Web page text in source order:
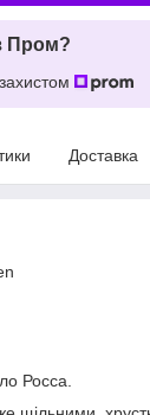
Пром?
Доставка
Росса.